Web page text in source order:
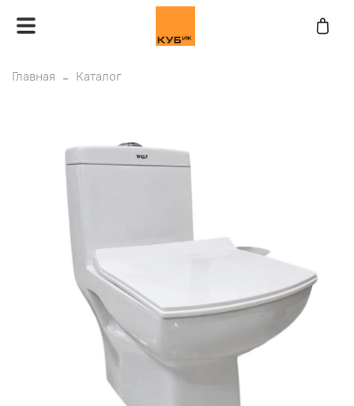
Главная Каталог